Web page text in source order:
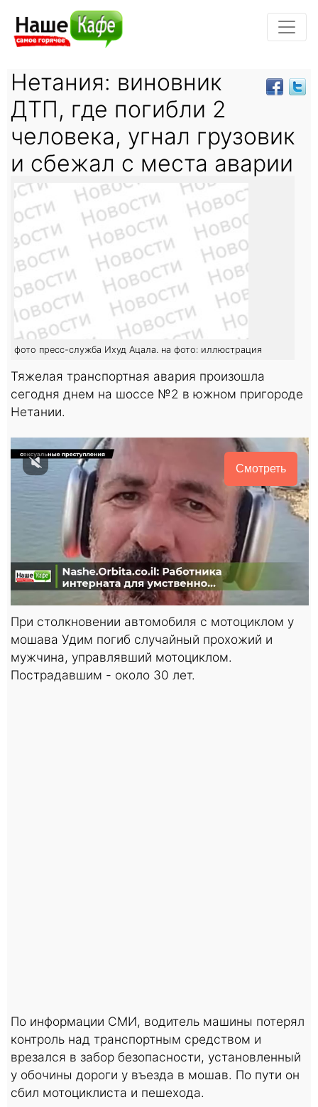
Нетания: виновник
ДТП, где погибли 2
человека, угнал грузовик
и сбежал с места аварии
фото пресс-служба Ихуд Ацала. на фото: иллюстрация
Тяжелая транспортная авария произошла
сегодня днем на шоссе №2 в южном пригороде
Нетании.
Смотреть
При столкновении автомобиля с мотоциклом у
мошава Удим погиб случайный прохожий и
мужчина, управлявший мотоциклом.
Пострадавшим - около 30 лет.
По информации СМИ, водитель машины потерял
контроль над транспортным средством и
врезался в забор безопасности, установленный
у обочины дороги у въезда в мошав. По пути он
сбил мотоциклиста и пешехода.